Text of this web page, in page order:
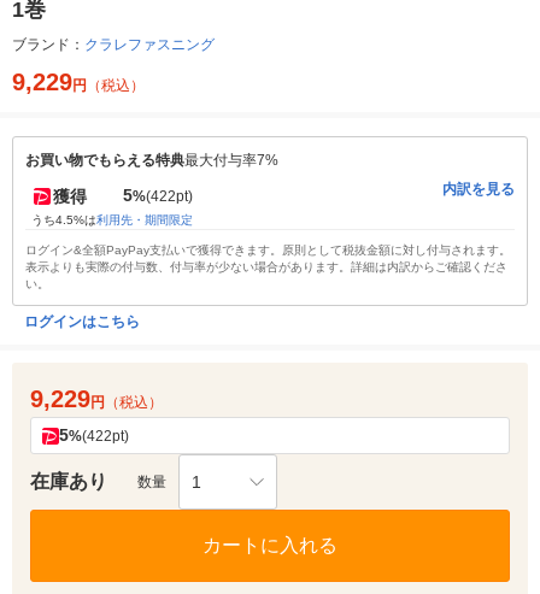
1巻
ブランド： クラレファスニング
9,229円 （税込）
お買い物でもらえる特典最大付与率7%
獲得 5%(422pt)
うち4.5%は利用先・期間限定
内訳を見る
ログイン&全額PayPay支払いで獲得できます。原則として税抜金額に対し付与されます。
表示よりも実際の付与数、付与率が少ない場合があります。詳細は内訳からご確認くださ
い。
ログインはこちら
9,229円 （税込）
5%(422pt)
在庫あり 数量 1
カートに入れる